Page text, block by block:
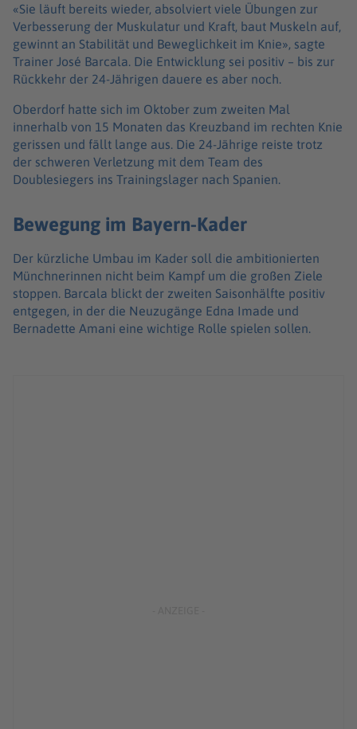
«Sie läuft bereits wieder, absolviert viele Übungen zur
Verbesserung der Muskulatur und Kraft, baut Muskeln auf,
gewinnt an Stabilität und Beweglichkeit im Knie», sagte
Trainer José Barcala. Die Entwicklung sei positiv – bis zur
Rückkehr der 24-Jährigen dauere es aber noch.
Oberdorf hatte sich im Oktober zum zweiten Mal
innerhalb von 15 Monaten das Kreuzband im rechten Knie
gerissen und fällt lange aus. Die 24-Jährige reiste trotz
der schweren Verletzung mit dem Team des
Doublesiegers ins Trainingslager nach Spanien.
Bewegung im Bayern-Kader
Der kürzliche Umbau im Kader soll die ambitionierten
Münchnerinnen nicht beim Kampf um die großen Ziele
stoppen. Barcala blickt der zweiten Saisonhälfte positiv
entgegen, in der die Neuzugänge Edna Imade und
Bernadette Amani eine wichtige Rolle spielen sollen.